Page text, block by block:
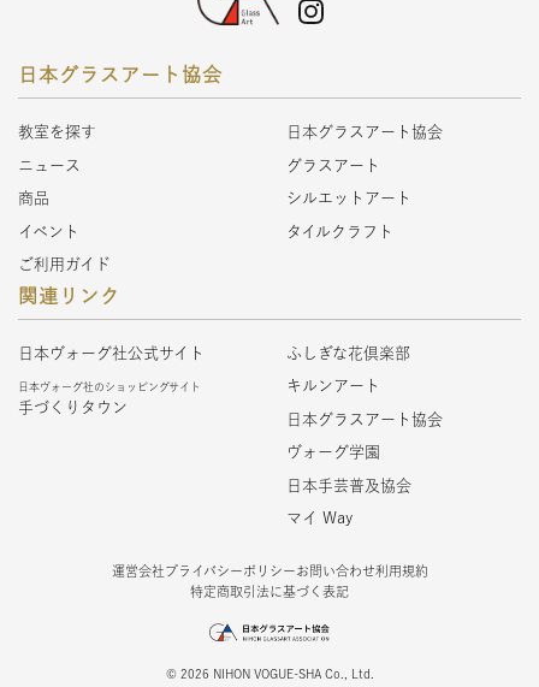
日本グラスアート協会
教室を探す
ニュース
商品
イベント
ご利用ガイド
日本グラスアート協会
グラスアート
シルエットアート
タイルクラフト
関連リンク
日本ヴォーグ社公式サイト
日本ヴォーグ社のショッピングサイト
手づくりタウン
ふしぎな花倶楽部
キルンアート
日本グラスアート協会
ヴォーグ学園
日本手芸普及協会
マイ Way
運営会社プライバシーポリシーお問い合わせ利用規約
特定商取引法に基づく表記
© 2026 NIHON VOGUE-SHA Co., Ltd.